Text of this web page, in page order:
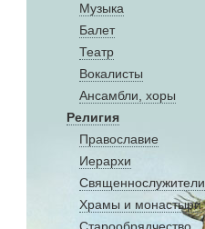
Музыка
Балет
Театр
Вокалисты
Aнсамбли, хоры
Религия
Православие
Иерархи
Священнослужители
Храмы и монастыри